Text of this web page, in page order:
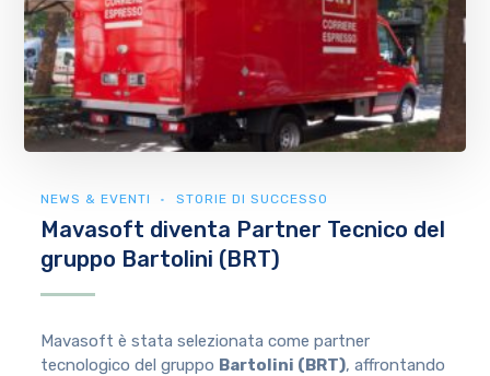
NEWS & EVENTI STORIE DI SUCCESSO
Mavasoft diventa Partner Tecnico del
gruppo Bartolini (BRT)
Mavasoft è stata selezionata come partner
tecnologico del gruppo Bartolini (BRT), affrontando